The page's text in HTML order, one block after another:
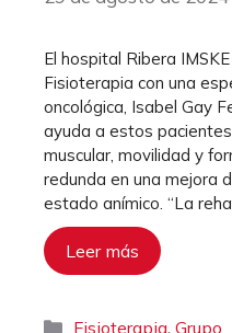
El hospital Ribera
Fisioterapia con una
oncológica, Isabel Gay
ayuda a estos
muscular, movilidad y
redunda en una mejora
estado anímico. “La
Leer más
Categorías
Fisioterapia,Grupo